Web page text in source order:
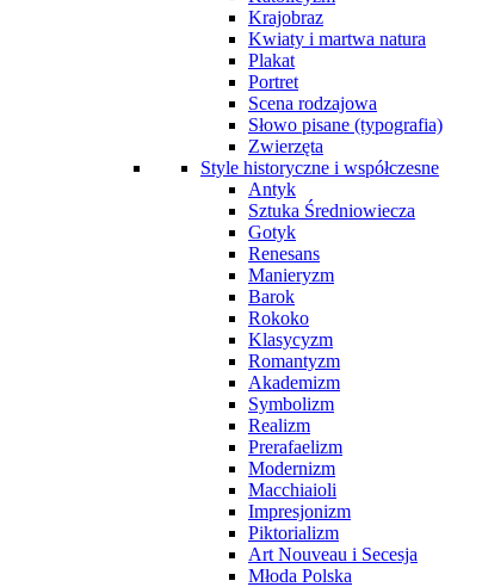
Krajobraz
Kwiaty i martwa natura
Plakat
Portret
Scena rodzajowa
Słowo pisane (typografia)
Zwierzęta
Style historyczne i współczesne
Antyk
Sztuka Średniowiecza
Gotyk
Renesans
Manieryzm
Barok
Rokoko
Klasycyzm
Romantyzm
Akademizm
Symbolizm
Realizm
Prerafaelizm
Modernizm
Macchiaioli
Impresjonizm
Piktorializm
Art Nouveau i Secesja
Młoda Polska